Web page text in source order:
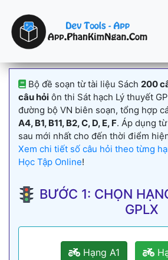
Bộ đề soạn từ tài liệu Sách 200
câu hỏi ôn thi Sát hạch Lý thuyết
đường bộ VN biên soạn, tổng hợp
A4, B1, B11, B2, C, D, E, F. Áp dụng từ
sau mới nhất cho đến thời điểm
Xem chi tiết số câu hỏi theo từng
Học Tập Online!
BƯỚC 1: CHỌN
GPLX
Hạng A1